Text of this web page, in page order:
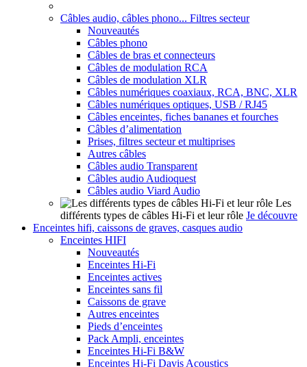
Câbles audio, câbles phono... Filtres secteur
Nouveautés
Câbles phono
Câbles de bras et connecteurs
Câbles de modulation RCA
Câbles de modulation XLR
Câbles numériques coaxiaux, RCA, BNC, XLR
Câbles numériques optiques, USB / RJ45
Câbles enceintes, fiches bananes et fourches
Câbles d’alimentation
Prises, filtres secteur et multiprises
Autres câbles
Câbles audio Transparent
Câbles audio Audioquest
Câbles audio Viard Audio
Les
différents types de câbles Hi-Fi et leur rôle Je découvre
Enceintes hifi, caissons de graves, casques audio
Enceintes HIFI
Nouveautés
Enceintes Hi-Fi
Enceintes actives
Enceintes sans fil
Caissons de grave
Autres enceintes
Pieds d’enceintes
Pack Ampli, enceintes
Enceintes Hi-Fi B&W
Enceintes Hi-Fi Davis Acoustics